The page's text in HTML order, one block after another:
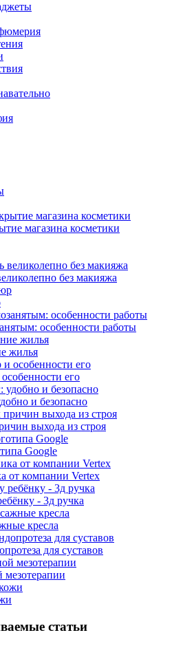
магазина косметики
без макияжа
особенности работы
жилья
его
и безопасно
выхода из строя
Google
от компании Vertex
- 3д ручка
кресла
для суставов
мезотерапии
статьи